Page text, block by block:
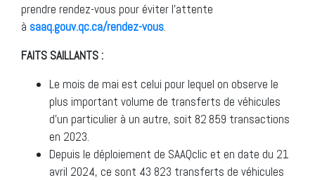
prendre rendez-vous pour éviter l’attente
à saaq.gouv.qc.ca/rendez-vous.
FAITS SAILLANTS :
Le mois de mai est celui pour lequel on observe le
plus important volume de transferts de véhicules
d’un particulier à un autre, soit 82 859 transactions
en 2023.
Depuis le déploiement de SAAQclic et en date du 21
avril 2024, ce sont 43 823 transferts de véhicules